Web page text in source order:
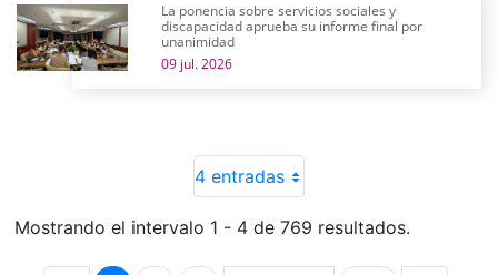
La ponencia sobre servicios sociales y
discapacidad aprueba su informe final por
unanimidad
09 jul. 2026
4 entradas
Mostrando el intervalo 1 - 4 de 769 resultados.